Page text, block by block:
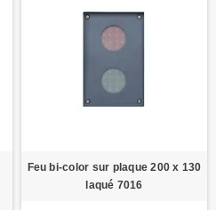
Feu bi-color sur plaque 200 x 130
laqué 7016